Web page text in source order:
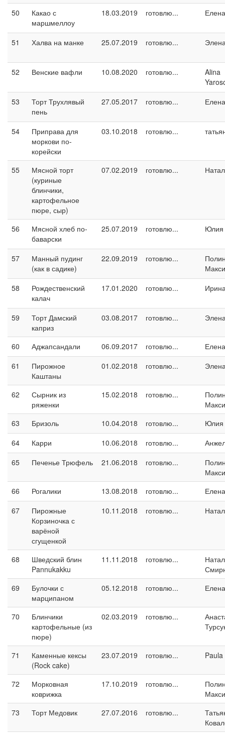
50
Какао с
маршмеллоу
18.03.2019 готовлю...
51 Халва на манке 25.07.2019 готовлю...
52 Венские вафли 10.08.2020 готовлю...
Alina
53
Торт Трухлявый
пень
27.05.2017 готовлю...
54
Приправа для
моркови по-
корейски
03.10.2018 готовлю...
55
Мясной торт
(куриные
блинчики,
картофельное
пюре, сыр)
07.02.2019 готовлю...
56
Мясной хлеб по-
баварски
25.07.2019 готовлю... Юлия
57
Манный пудинг
(как в садике)
22.09.2019 готовлю...
58
Рождественский
калач
17.01.2020 готовлю...
59
Торт Дамский
каприз
03.08.2017 готовлю...
60 Аджапсандали 06.09.2017 готовлю...
Елена
61
Пирожное
Каштаны
01.02.2018 готовлю...
62
Сырник из
ряженки
15.02.2018 готовлю...
63
Бризоль 10.04.2018 готовлю...
Юлия
64
Карри 10.06.2018 готовлю...
65
Печенье Трюфель 21.06.2018 готовлю...
66
Рогалики 13.08.2018 готовлю...
67
Пирожные
Корзиночка с
варёной
сгущенкой
10.11.2018 готовлю...
68
Шведский блин
Pannukakku
11.11.2018 готовлю...
69
Булочки с
марципаном
05.12.2018 готовлю...
70
Блинчики
картофельные (из
пюре)
02.03.2019 готовлю...
71
Каменные кексы
(Rock cake)
23.07.2019 готовлю... Paula
72
Морковная
коврижка
17.10.2019 готовлю...
73
Торт Медовик 27.07.2016 готовлю...